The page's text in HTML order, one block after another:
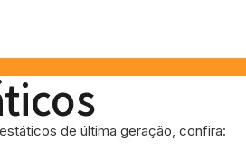
de última geração, confira: